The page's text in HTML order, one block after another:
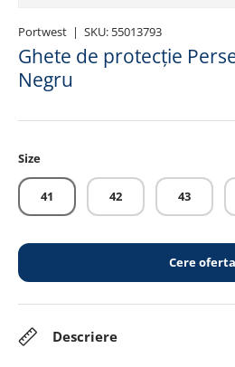
Portwest | SKU: 55013793
Ghete de protecție
Negru
Size
41 42 43
Cere oferta
Descriere